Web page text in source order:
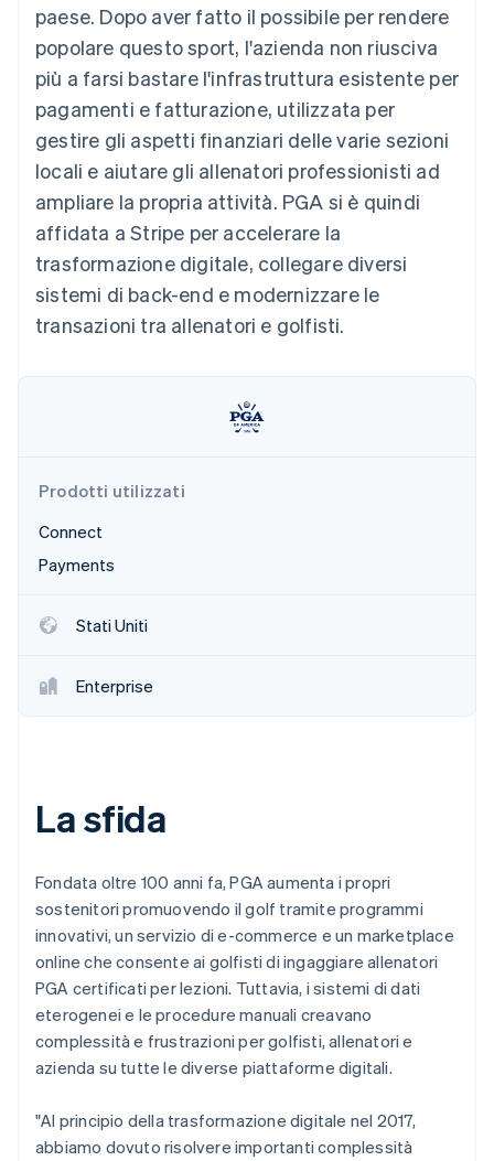
flessibile
Metodi di
pagamento
Accesso a
oltre 125
Terminal
Pagamenti di
persona
Authorization
Accettazione
ottimizzata
Pagamento
accelerato
Connections
collegati
della contabilità
Stripe Sigma
personalizzati
Data Pipeline
dei dati
Product roadmap
Radar
Prevenzione delle frodi
Costituzione di start-up
Verifica online dell'identità
Scopri come Stripe sta costruendo l'infrastruttura
Guarda ora
Gestione del denaro
SaaS
Per settore
Aziende di IA
Creator economy
Gaming
Ospitalità, viaggi e
tempo libero
Assicurazione
intrattenimento
amministrazione
Gestire gli
Offrire addebiti in base
all'utilizzo
garantite da stablecoin
Esegui il provisioning e
gestisci i servizi con gli
agenti
Risorse
Integrazioni app
Roadmap del prodotto
Conferenza annuale
Sessions
Lavora con noi
Sala stampa
Stripe Press
Recapiti
Contattaci
Diventa nostro partner
paese. Dopo aver fatto il possibile per rendere
popolare questo sport, l'azienda non riusciva
più a farsi bastare l'infrastruttura esistente per
pagamenti e fatturazione, utilizzata per
gestire gli aspetti finanziari delle varie sezioni
locali e aiutare gli allenatori professionisti ad
ampliare la propria attività. PGA si è quindi
affidata a Stripe per accelerare la
trasformazione digitale, collegare diversi
sistemi di back-end e modernizzare le
transazioni tra allenatori e golfisti.
Prodotti utilizzati
Connect
Payments
Stati Uniti
Enterprise
La sfida
Fondata oltre 100 anni fa, PGA aumenta i propri
sostenitori promuovendo il golf tramite programmi
innovativi, un servizio di e-commerce e un marketplace
online che consente ai golfisti di ingaggiare allenatori
PGA certificati per lezioni. Tuttavia, i sistemi di dati
eterogenei e le procedure manuali creavano
complessità e frustrazioni per golfisti, allenatori e
azienda su tutte le diverse piattaforme digitali.
"Al principio della trasformazione digitale nel 2017,
abbiamo dovuto risolvere importanti complessità